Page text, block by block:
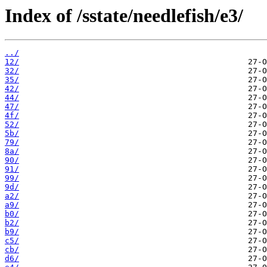
Index of /sstate/needlefish/e3/
../
12/
32/
35/
42/
44/
47/
4f/
52/
5b/
79/
8a/
90/
91/
99/
9d/
a2/
a9/
b0/
b2/
b9/
c5/
cb/
d6/